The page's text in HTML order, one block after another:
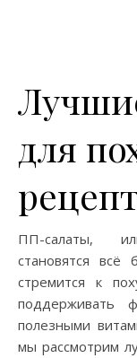
для
ПП-салаты, или правильное питание-салаты,
становятся всё
стремится к
поддерживать
полезными
мы рассмотрим